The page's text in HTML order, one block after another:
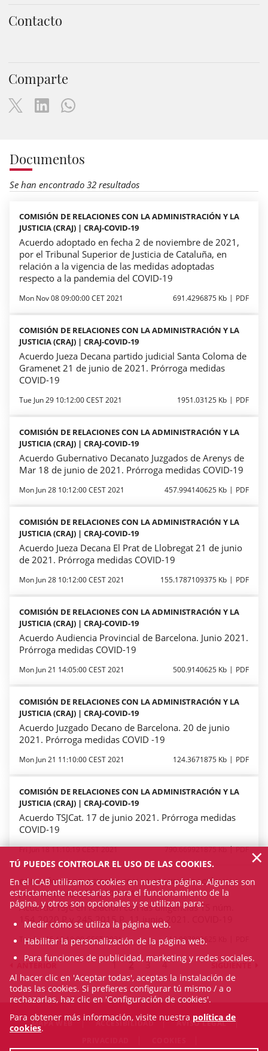
Contacto
Comparte
Documentos
Se han encontrado 32 resultados
COMISIÓN DE RELACIONES CON LA ADMINISTRACIÓN Y LA
JUSTICIA (CRAJ) | CRAJ-COVID-19
Acuerdo adoptado en fecha 2 de noviembre de 2021,
por el Tribunal Superior de Justicia de Cataluña, en
relación a la vigencia de las medidas adoptadas
respecto a la pandemia del COVID-19
Mon Nov 08 09:00:00 CET 2021 691.4296875 Kb PDF
COMISIÓN DE RELACIONES CON LA ADMINISTRACIÓN Y LA
JUSTICIA (CRAJ) | CRAJ-COVID-19
Acuerdo Jueza Decana partido judicial Santa Coloma de
Gramenet 21 de junio de 2021. Prórroga medidas
COVID-19
Tue Jun 29 10:12:00 CEST 2021 1951.03125 Kb PDF
COMISIÓN DE RELACIONES CON LA ADMINISTRACIÓN Y LA
JUSTICIA (CRAJ) | CRAJ-COVID-19
Acuerdo Gubernativo Decanato Juzgados de Arenys de
Mar 18 de junio de 2021. Prórroga medidas COVID-19
Mon Jun 28 10:12:00 CEST 2021 457.994140625 Kb PDF
COMISIÓN DE RELACIONES CON LA ADMINISTRACIÓN Y LA
JUSTICIA (CRAJ) | CRAJ-COVID-19
Acuerdo Jueza Decana El Prat de Llobregat 21 de junio
de 2021. Prórroga medidas COVID-19
Mon Jun 28 10:12:00 CEST 2021 155.1787109375 Kb PDF
COMISIÓN DE RELACIONES CON LA ADMINISTRACIÓN Y LA
JUSTICIA (CRAJ) | CRAJ-COVID-19
Acuerdo Audiencia Provincial de Barcelona. Junio 2021.
Prórroga medidas COVID-19
Mon Jun 21 14:05:00 CEST 2021 500.9140625 Kb PDF
COMISIÓN DE RELACIONES CON LA ADMINISTRACIÓN Y LA
JUSTICIA (CRAJ) | CRAJ-COVID-19
Acuerdo Juzgado Decano de Barcelona. 20 de junio
2021. Prórroga medidas COVID -19
Mon Jun 21 11:10:00 CEST 2021 124.3671875 Kb PDF
COMISIÓN DE RELACIONES CON LA ADMINISTRACIÓN Y LA
JUSTICIA (CRAJ) | CRAJ-COVID-19
Acuerdo TSJCat. 17 de junio 2021. Prórroga medidas
COVID-19
Fri Jun 18 11:10:19 CEST 2021 790.669921875 Kb PDF
COMISIÓN DE RELACIONES CON LA ADMINISTRACIÓN Y LA
JUSTICIA (CRAJ) | CRAJ-COVID-19
Acuerdo TSJC en relación con las diligencias TS núm.
154 2020 P y 245 2015 P. 11 junio 2021. COVID-19
Tue Jun 15 12:18:00 CEST 2021 113.087890625 Kb
1 2 3 4
MAPA WEB ACCESIBILIDAD
AVISO LEGAL
TÚ PUEDES CONTROLAR EL USO DE LAS COOKIES.
En el ICAB utilizamos cookies en nuestra página. Algunas son
estrictamente necesarias para el funcionamiento de la
página, y otros son opcionales y se utilizan para:
Medir cómo se utiliza la página web.
Habilitar la personalización de la página web.
Para funciones de publicidad, marketing y redes sociales.
Al hacer clic en 'Aceptar todas', aceptas la instalación de
todas las cookies. Si prefieres configurar tú mismo / a o
rechazarlas, haz clic en 'Configuración de cookies'.
Para obtener más información, visite nuestra política de
cookies.
×